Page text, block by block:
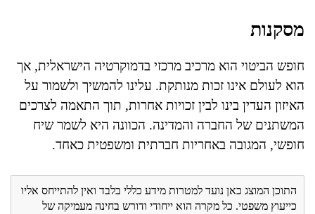
מסקנות
חופש הביטוי הוא מרכיב מרכזי בדמוקרטיה הישראלית, אך
הוא לעולם אינו זכות מנותקת. עלינו להמשיך ולשמור על
האיזון העדין בינו לבין זכויות אחרות, תוך התאמה לצרכים
המשתנים של החברה והמדינה. הכוונה היא לשמר שיח
חופשי, המגובה באחריות חברתית ומשפטית כאחד.
התוכן המוצג כאן נועד למטרות מידע כללי בלבד ואין להתייחס אליו
כייעוץ משפטי. כל מקרה הוא ייחודי ודורש בחינה מעמיקה של